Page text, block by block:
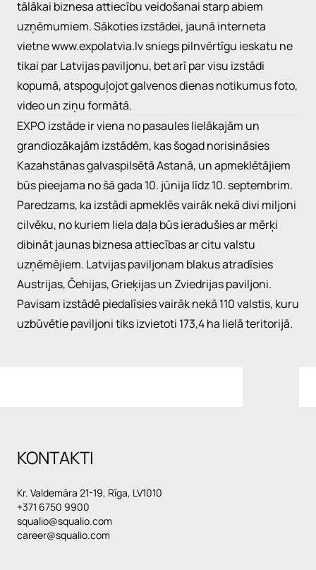
tālākai biznesa attiecību veidošanai starp abiem
uzņēmumiem. Sākoties izstādei, jaunā interneta
vietnewww.expolatvia.lvsniegs pilnvērtīgu ieskatu ne
tikai par Latvijas paviljonu, bet arī par visu izstādi
kopumā, atspoguļojot galvenos dienas notikumus foto,
video un ziņu formātā.
EXPO izstāde ir viena no pasaules lielākajām un
grandiozākajām izstādēm, kas šogad norisināsies
Kazahstānas galvaspilsētā Astanā, un apmeklētājiem
būs pieejama no šā gada 10. jūnija līdz 10. septembrim.
Paredzams, ka izstādi apmeklēs vairāk nekā divi miljoni
cilvēku, no kuriem liela daļa būs ieradušies ar mērķi
dibināt jaunas biznesa attiecības ar citu valstu
uzņēmējiem. Latvijas paviljonam blakus atradīsies
Austrijas, Čehijas, Grieķijas un Zviedrijas paviljoni.
Pavisam izstādē piedalīsies vairāk nekā 110 valstis, kuru
uzbūvētie paviljoni tiks izvietoti 173,4 ha lielā teritorijā.
KONTAKTI
Kr. Valdemāra 21-19, Rīga, LV1010
+371 6750 9900
squalio@squalio.com
career@squalio.com